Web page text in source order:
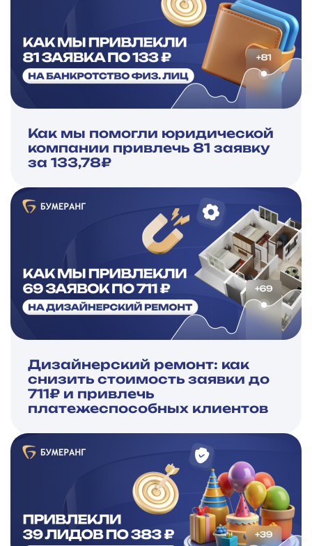
Как мы помогли юридической
компании привлечь 81 заявку
за 133,78₽
Дизайнерский ремонт: как
снизить стоимость заявки до
711₽ и привлечь
платежеспособных клиентов